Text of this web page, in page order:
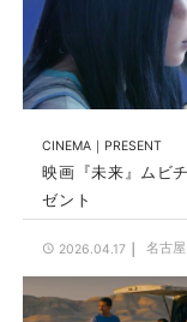
CINEMA PRESENT
映画『未来』ムビ
ゼント
2026.04.17 名古屋